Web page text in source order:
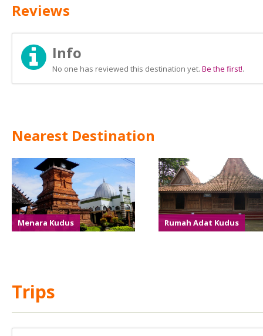
Reviews
Info
No one has reviewed this destination yet. Be the first!.
Nearest Destination
Menara Kudus Rumah Adat Kudus
Trips